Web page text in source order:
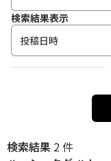
検索結果表示
投稿日時
検索結果 2 件